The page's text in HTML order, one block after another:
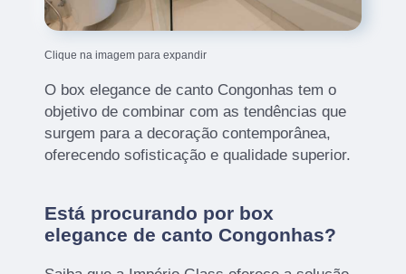
Clique na imagem para expandir
O box elegance de canto Congonhas tem o
objetivo de combinar com as tendências que
surgem para a decoração contemporânea,
oferecendo sofisticação e qualidade superior.
Está procurando por box
elegance de canto Congonhas?